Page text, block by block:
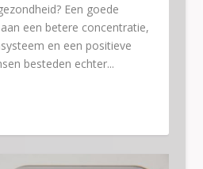
Een goede
een betere concentratie,
en een positieve
besteden echter...